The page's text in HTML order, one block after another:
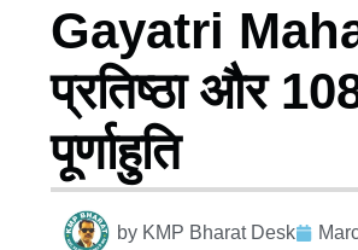
Gayatri
प्रतिष्ठा और
पूर्णाहुति
by KMP Bharat Desk